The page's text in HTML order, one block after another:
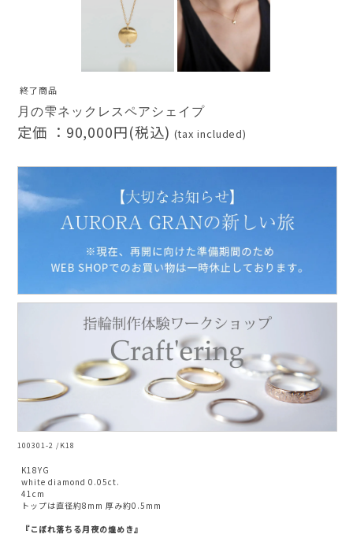
終了商品
月の雫ネックレスペアシェイプ
定価 ： 90,000円(税込) (tax included)
100301-2 /K18
K18YG
white diamond 0.05ct.
41cm
トップは直径約8mm 厚み約0.5mm
『こぼれ落ちる月夜の煌めき』
AURORA GRAN
AURORA GRAN BRIDAL